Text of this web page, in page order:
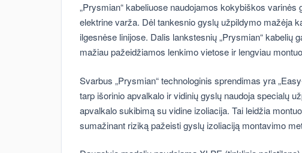
„Prysmian“ kabeliuose naudojamos kokybiškos
elektrine varža. Dėl tankesnio gyslų užpildymo mažėja
ilgesnėse linijose. Dalis lankstesnių „Prysmian“ kabelių
mažiau pažeidžiamos lenkimo vietose ir lengviau
Svarbus „Prysmian“ technologinis sprendimas yra
tarp išorinio apvalkalo ir vidinių gyslų naudoja specialų
apvalkalo sukibimą su vidine izoliacija. Tai leidžia
sumažinant riziką pažeisti gyslų izoliaciją montavimo